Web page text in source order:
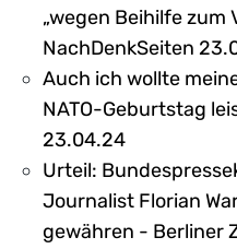
„wegen Beihilfe zum
NachDenkSeiten
Auch ich wollte
NATO-Geburtstag
23.04.24
Urteil:
Journalist Florian
gewähren - Berliner